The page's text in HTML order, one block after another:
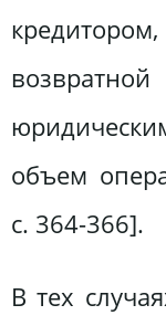
объем
c. 364-366].
В тех